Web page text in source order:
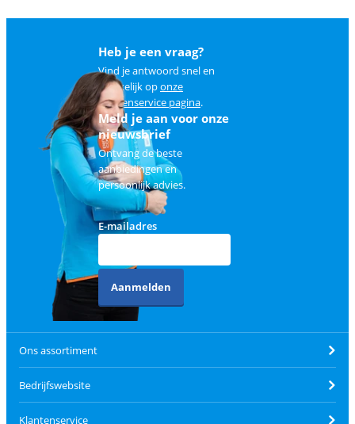
Heb je een vraag?
Vind je antwoord snel en
makkelijk oponze
klantenservice pagina.
Meld je aan voor onze
nieuwsbrief
Ontvang de beste
aanbiedingen en
persoonlijk advies.
E-mailadres
Aanmelden
Ons assortiment
Bedrijfswebsite
Klantenservice